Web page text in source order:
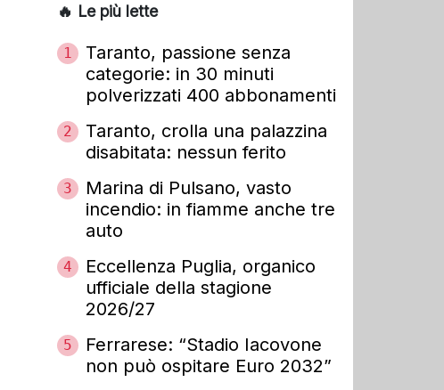
🔥 Le più lette
1
Taranto, passione senza
categorie: in 30 minuti
polverizzati 400 abbonamenti
2
Taranto, crolla una palazzina
disabitata: nessun ferito
3
Marina di Pulsano, vasto
incendio: in fiamme anche tre
auto
4
Eccellenza Puglia, organico
ufficiale della stagione
2026/27
5
Ferrarese: “Stadio Iacovone
non può ospitare Euro 2032”